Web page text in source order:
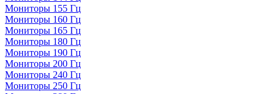
Мониторы 155 Гц
Мониторы 160 Гц
Мониторы 165 Гц
Мониторы 180 Гц
Мониторы 190 Гц
Мониторы 200 Гц
Мониторы 240 Гц
Мониторы 250 Гц